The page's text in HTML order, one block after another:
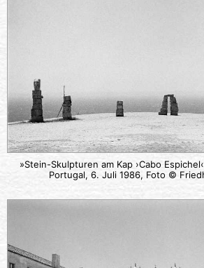
»Stein-Skulpturen am Kap ›Cabo
Portugal, 6. Juli 1986, Foto ©